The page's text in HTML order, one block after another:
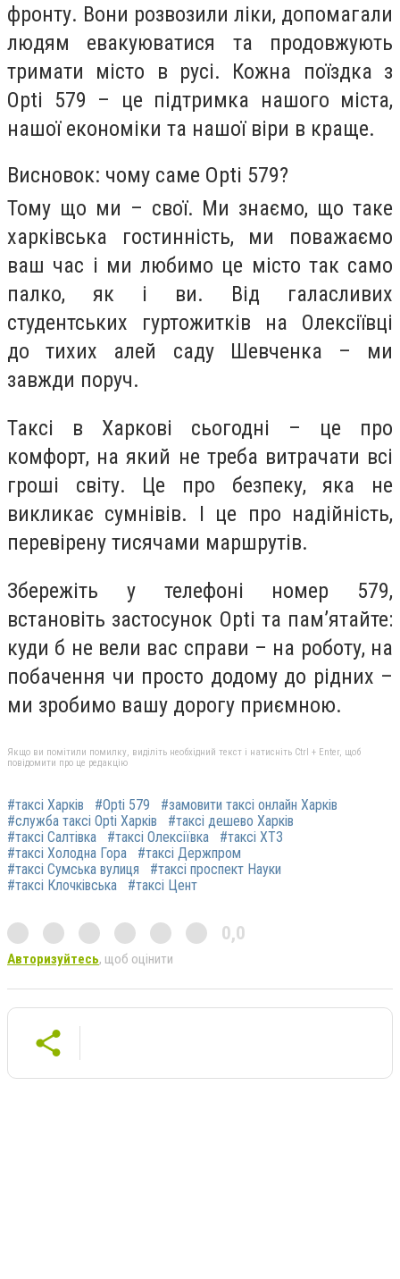
фронту. Вони розвозили ліки, допомагали
людям евакуюватися та продовжують
тримати місто в русі. Кожна поїздка з
Opti 579 – це підтримка нашого міста,
нашої економіки та нашої віри в краще.
Висновок: чому саме Opti 579?
Тому що ми – свої. Ми знаємо, що таке
харківська гостинність, ми поважаємо
ваш час і ми любимо це місто так само
палко, як і ви. Від галасливих
студентських гуртожитків на Олексіївці
до тихих алей саду Шевченка – ми
завжди поруч.
Таксі в Харкові сьогодні – це про
комфорт, на який не треба витрачати всі
гроші світу. Це про безпеку, яка не
викликає сумнівів. І це про надійність,
перевірену тисячами маршрутів.
Збережіть у телефоні номер 579,
встановіть застосунок Opti та пам’ятайте:
куди б не вели вас справи – на роботу, на
побачення чи просто додому до рідних –
ми зробимо вашу дорогу приємною.
Якщо ви помітили помилку, виділіть необхідний текст і натисніть Ctrl + Enter, щоб
повідомити про це редакцію
#таксі Харків #Opti 579
#замовити таксі онлайн Харків
#служба таксі Opti Харків
#таксі дешево Харків
#таксі Салтівка
#таксі Олексіївка
#таксі ХТЗ
#таксі Холодна Гора
#таксі Держпром
#таксі Сумська вулиця
#таксі проспект Науки
#таксі Клочківська
#таксі Цент
0,0
Авторизуйтесь, щоб оцінити